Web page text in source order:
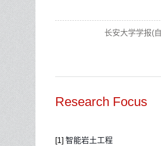
长安大学学报(
Research Focus
[1] 智能岩土工程